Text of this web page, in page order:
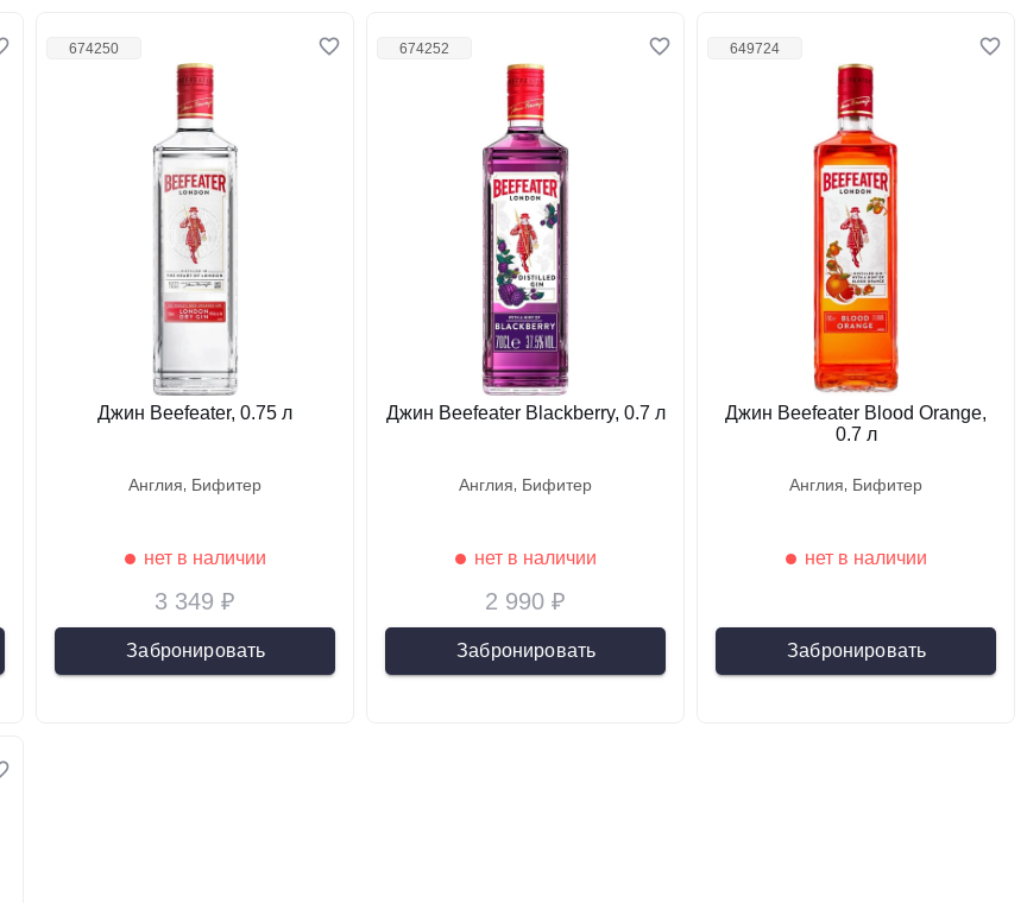
674250
3 349 ₽
Джин Beefeater, 0.75 л
англия бифитер
Забронировать
нет в наличии
674252
2 990 ₽
Джин Beefeater Blackberry, 0.7 л
англия бифитер
Забронировать
нет в наличии
649724
Джин Beefeater Blood Orange,
0.7 л
англия бифитер
Забронировать
нет в наличии